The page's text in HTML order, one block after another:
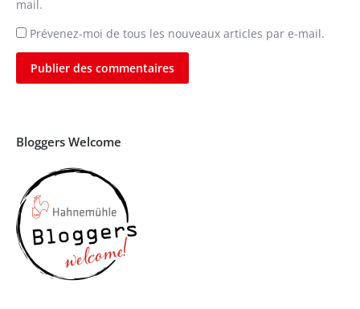
mail.
Prévenez-moi de tous les nouveaux articles par e-mail.
Publier des commentaires
Bloggers Welcome